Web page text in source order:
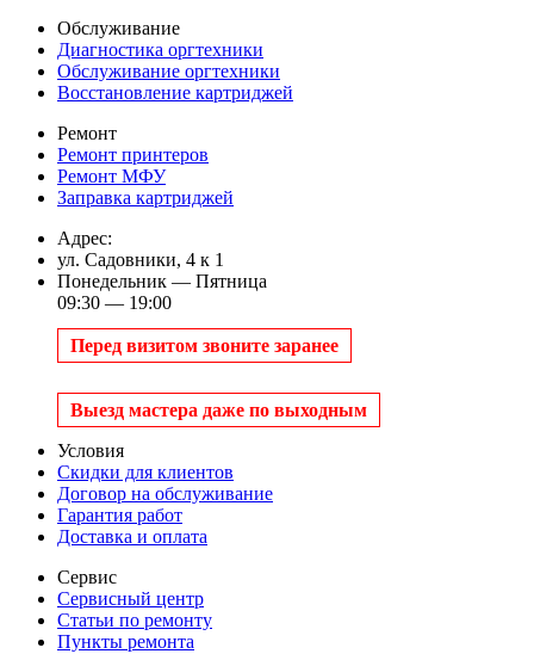
Обслуживание
Диагностика оргтехники
Обслуживание оргтехники
Восстановление картриджей
Ремонт
Ремонт принтеров
Ремонт МФУ
Заправка картриджей
Адрес:
ул. Садовники, 4 к 1
Понедельник — Пятница
09:30 — 19:00
Перед визитом звоните заранее
Выезд мастера даже по выходным
Условия
Скидки для клиентов
Договор на обслуживание
Гарантия работ
Доставка и оплата
Сервис
Сервисный центр
Статьи по ремонту
Пункты ремонта